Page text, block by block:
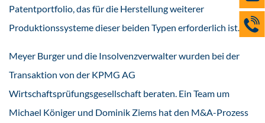
Patentportfolio, das für die Herstellung weiterer
Produktionssysteme dieser beiden Typen erforderlich ist.
Meyer Burger und die Insolvenzverwalter wurden bei der
Transaktion von der KPMG AG
Wirtschaftsprüfungsgesellschaft beraten. Ein Team um
Michael Königer und Dominik Ziems hat den M&A-Prozess